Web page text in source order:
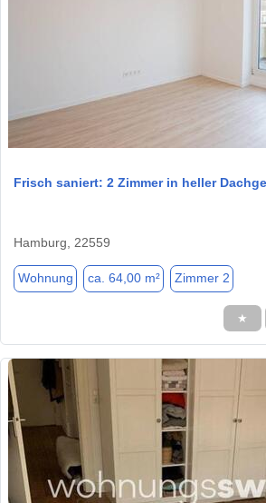
Frisch saniert: 2 Zimmer in heller
Hamburg, 22559
Wohnung ca. 64,00 m² Zimmer 2
★